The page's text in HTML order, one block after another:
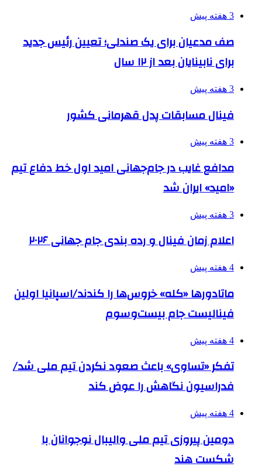
3 هفته پیش
صف مدعیان برای یک صندلی؛ تعیین رئیس جدید
برای نابینایان بعد از ۱۲ سال
3 هفته پیش
فینال مسابقات پدل قهرمانی کشور
3 هفته پیش
مدافع غایب در جام‌جهانی امید اول خط دفاع تیم
«امید» ایران شد
3 هفته پیش
اعلام زمان فینال و رده بندی جام جهانی ۲۰۲۶
4 هفته پیش
ماتادورها «کله» خروس‌ها را کندند/اسپانیا اولین
فینالیست جام بیست‌وسوم
4 هفته پیش
تفکر «تساوی» باعث صعود نکردن تیم ملی شد/
فدراسیون نگاهش را عوض کند
4 هفته پیش
دومین پیروزی تیم ملی والیبال نوجوانان با
شکست هند